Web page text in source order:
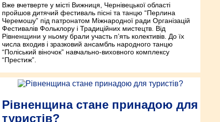
Вже вчетверте у місті Вижниця, Чернівецької області
пройшов дитячий фестиваль пісні та танцю “Перлина
Черемошу” під патронатом Міжнародної ради Організацій
Фестивалів Фольклору і Традиційних мистецтв. Від
Рівненщини у ньому брали участь п’ять колективів. До їх
числа входив і зразковий ансамбль народного танцю
“Поліський віночок” навчально-виховного комплексу
“Престиж”.
Рівненщина стане принадою для
туристів?